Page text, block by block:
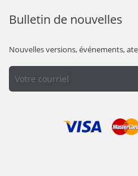
Bulletin de nouvelles
Nouvelles versions, événements,